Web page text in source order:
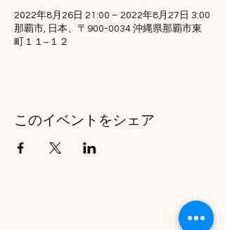
2022年8月26日 21:00 – 2022年8月27日 3:00
那覇市, 日本、〒900-0034 沖縄県那覇市東
町１１−１２
このイベントをシェア